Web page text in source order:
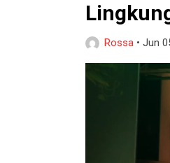
Rossa • Jun